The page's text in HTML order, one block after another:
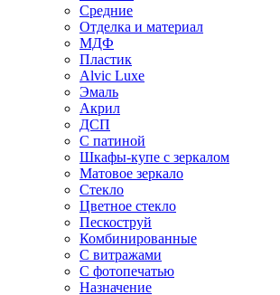
Средние
Отделка и материал
МДФ
Пластик
Alvic Luxe
Эмаль
Акрил
ДСП
С патиной
Шкафы-купе с зеркалом
Матовое зеркало
Стекло
Цветное стекло
Пескоструй
Комбинированные
С витражами
С фотопечатью
Назначение